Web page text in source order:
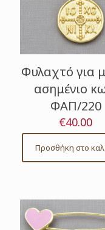
Φυλαχτό για
ασημένιο
ΦΑΠ/220
€40.00
Προσθήκη στο